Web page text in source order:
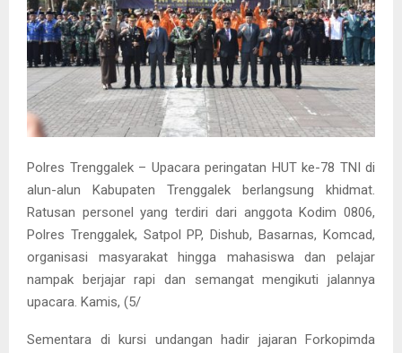
Polres Trenggalek – Upacara peringatan HUT ke-78 TNI di
alun-alun Kabupaten Trenggalek berlangsung khidmat.
Ratusan personel yang terdiri dari anggota Kodim 0806,
Polres Trenggalek, Satpol PP, Dishub, Basarnas, Komcad,
organisasi masyarakat hingga mahasiswa dan pelajar
nampak berjajar rapi dan semangat mengikuti jalannya
upacara. Kamis, (5/
Sementara di kursi undangan hadir jajaran Forkopimda